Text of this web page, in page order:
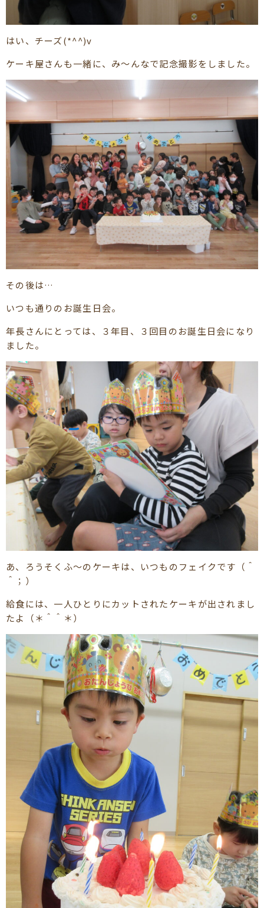
はい、チーズ(*^^)v
ケーキ屋さんも一緒に、み～んなで記念撮影をしました。
その後は…
いつも通りのお誕生日会。
年長さんにとっては、３年目、３回目のお誕生日会になり
ました。
あ、ろうそくふ～のケーキは、いつものフェイクです（＾
＾；）
給食には、一人ひとりにカットされたケーキが出されまし
たよ（＊＾＾＊）